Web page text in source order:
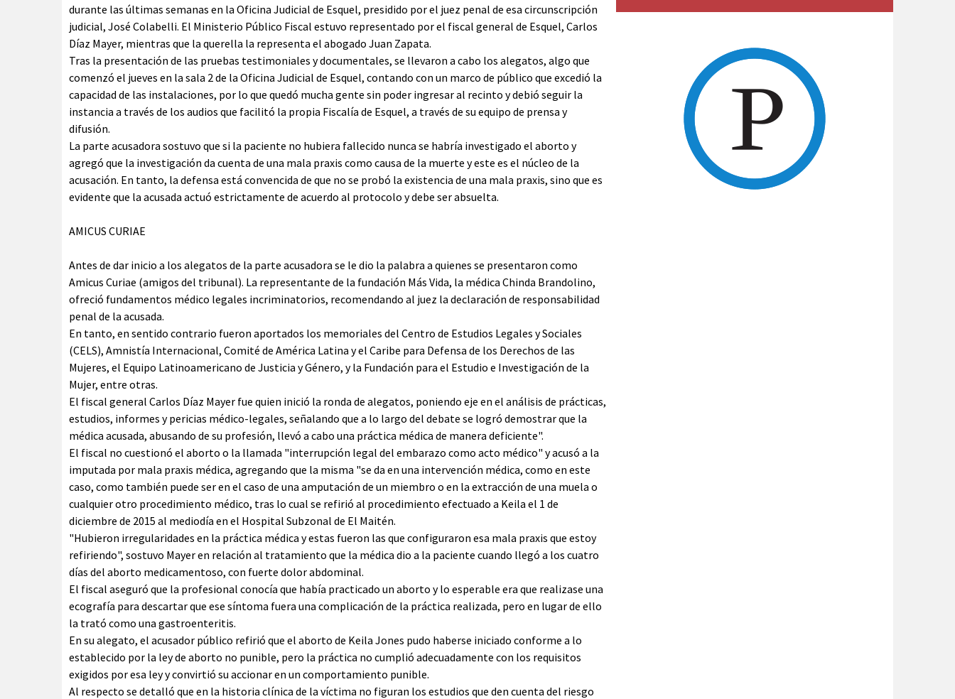
durante las últimas semanas en la Oficina Judicial de Esquel, presidido por el juez penal de esa circunscripción
judicial, José Colabelli. El Ministerio Público Fiscal estuvo representado por el fiscal general de Esquel, Carlos
Díaz Mayer, mientras que la querella la representa el abogado Juan Zapata.
Tras la presentación de las pruebas testimoniales y documentales, se llevaron a cabo los alegatos, algo que
comenzó el jueves en la sala 2 de la Oficina Judicial de Esquel, contando con un marco de público que excedió la
capacidad de las instalaciones, por lo que quedó mucha gente sin poder ingresar al recinto y debió seguir la
instancia a través de los audios que facilitó la propia Fiscalía de Esquel, a través de su equipo de prensa y
difusión.
La parte acusadora sostuvo que si la paciente no hubiera fallecido nunca se habría investigado el aborto y
agregó que la investigación da cuenta de una mala praxis como causa de la muerte y este es el núcleo de la
acusación. En tanto, la defensa está convencida de que no se probó la existencia de una mala praxis, sino que es
evidente que la acusada actuó estrictamente de acuerdo al protocolo y debe ser absuelta.
AMICUS CURIAE
Antes de dar inicio a los alegatos de la parte acusadora se le dio la palabra a quienes se presentaron como
Amicus Curiae (amigos del tribunal). La representante de la fundación Más Vida, la médica Chinda Brandolino,
ofreció fundamentos médico legales incriminatorios, recomendando al juez la declaración de responsabilidad
penal de la acusada.
En tanto, en sentido contrario fueron aportados los memoriales del Centro de Estudios Legales y Sociales
(CELS), Amnistía Internacional, Comité de América Latina y el Caribe para Defensa de los Derechos de las
Mujeres, el Equipo Latinoamericano de Justicia y Género, y la Fundación para el Estudio e Investigación de la
Mujer, entre otras.
El fiscal general Carlos Díaz Mayer fue quien inició la ronda de alegatos, poniendo eje en el análisis de prácticas,
estudios, informes y pericias médico-legales, señalando que a lo largo del debate se logró demostrar que la
médica acusada, abusando de su profesión, llevó a cabo una práctica médica de manera deficiente".
El fiscal no cuestionó el aborto o la llamada "interrupción legal del embarazo como acto médico" y acusó a la
imputada por mala praxis médica, agregando que la misma "se da en una intervención médica, como en este
caso, como también puede ser en el caso de una amputación de un miembro o en la extracción de una muela o
cualquier otro procedimiento médico, tras lo cual se refirió al procedimiento efectuado a Keila el 1 de
diciembre de 2015 al mediodía en el Hospital Subzonal de El Maitén.
"Hubieron irregularidades en la práctica médica y estas fueron las que configuraron esa mala praxis que estoy
refiriendo", sostuvo Mayer en relación al tratamiento que la médica dio a la paciente cuando llegó a los cuatro
días del aborto medicamentoso, con fuerte dolor abdominal.
El fiscal aseguró que la profesional conocía que había practicado un aborto y lo esperable era que realizase una
ecografía para descartar que ese síntoma fuera una complicación de la práctica realizada, pero en lugar de ello
la trató como una gastroenteritis.
En su alegato, el acusador público refirió que el aborto de Keila Jones pudo haberse iniciado conforme a lo
establecido por la ley de aborto no punible, pero la práctica no cumplió adecuadamente con los requisitos
exigidos por esa ley y convirtió su accionar en un comportamiento punible.
Al respecto se detalló que en la historia clínica de la víctima no figuran los estudios que den cuenta del riesgo